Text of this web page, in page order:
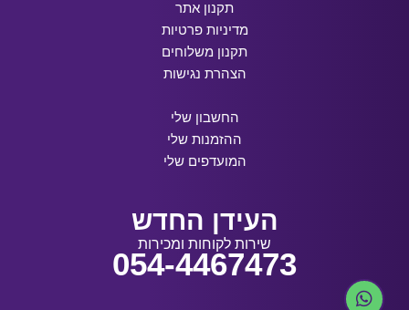
תקנון אתר
מדיניות פרטיות
תקנון משלוחים
הצהרת נגישות
החשבון שלי
ההזמנות שלי
המועדפים שלי
העידן החדש
שירות לקוחות ומכירות
054-4467473